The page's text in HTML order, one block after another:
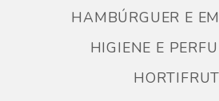
HAMBÚRGUER E
HIGIENE E